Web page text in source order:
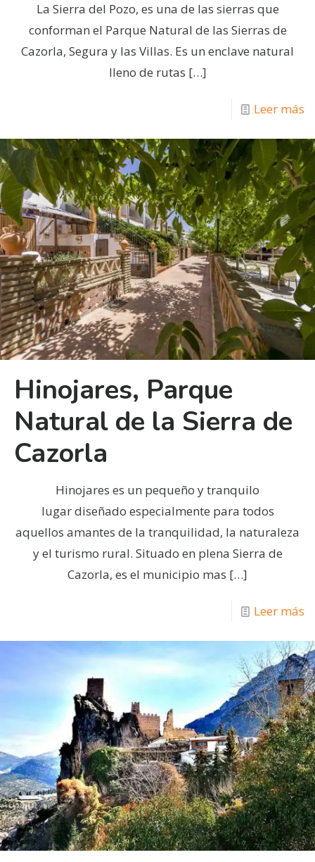
La Sierra del Pozo, es una de las sierras que
conforman el Parque Natural de las Sierras de
Cazorla, Segura y las Villas. Es un enclave natural
lleno de rutas […]
Leer más
Hinojares, Parque
Natural de la Sierra de
Cazorla
Hinojares es un pequeño y tranquilo
lugar diseñado especialmente para todos
aquellos amantes de la tranquilidad, la naturaleza
y el turismo rural. Situado en plena Sierra de
Cazorla, es el municipio mas […]
Leer más